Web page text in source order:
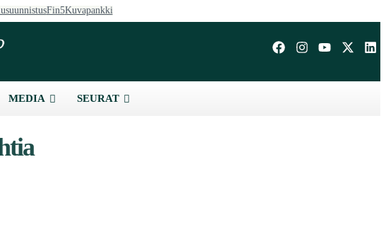
Fin5Kuvapankki
MEDIA SEURAT